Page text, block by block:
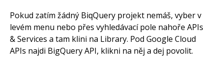
Pokud zatím žádný BiqQuery projekt nemáš, vyber v
levém menu nebo přes vyhledávací pole nahoře APIs
& Services a tam klini na Library. Pod Google Cloud
APIs najdi BigQuery API, klikni na něj a dej povolit.